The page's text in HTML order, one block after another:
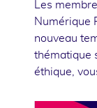
Les
Numérique
nouveau
thématique
éthique,